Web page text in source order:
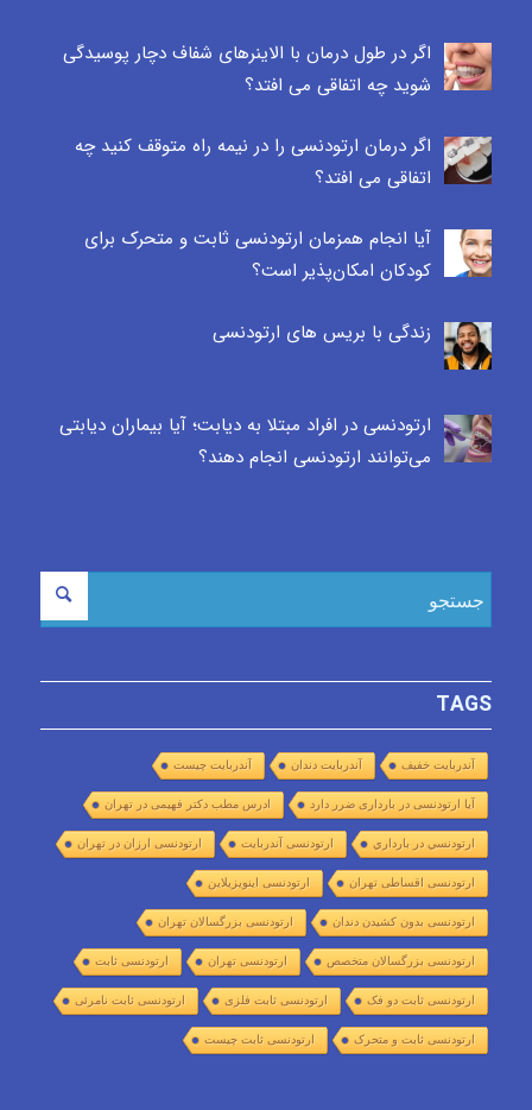
اگر در طول درمان با الاینرهای شفاف دچار پوسیدگی
شوید چه اتفاقی می افتد؟
اگر درمان ارتودنسی را در نیمه راه متوقف کنید چه
اتفاقی می افتد؟
آیا انجام همزمان ارتودنسی ثابت و متحرک برای
کودکان امکان‌پذیر است؟
زندگی با بریس های ارتودنسی
ارتودنسی در افراد مبتلا به دیابت؛ آیا بیماران دیابتی
می‌توانند ارتودنسی انجام دهند؟
TAGS
آندربایت خفیف آندربایت دندان آندربایت چیست
آیا ارتودنسی در بارداری ضرر دارد ادرس مطب دکتر فهیمی در تهران
ارتودنسي در بارداري ارتودنسی آندربایت ارتودنسی ارزان در تهران
ارتودنسی اقساطی تهران ارتودنسی اینویزیلاین
ارتودنسی بدون کشیدن دندان ارتودنسی بزرگسالان تهران
ارتودنسی بزرگسالان متخصص ارتودنسی تهران ارتودنسی ثابت
ارتودنسی ثابت دو فک ارتودنسی ثابت فلزی ارتودنسی ثابت نامرئی
ارتودنسی ثابت و متحرک ارتودنسی ثابت چیست